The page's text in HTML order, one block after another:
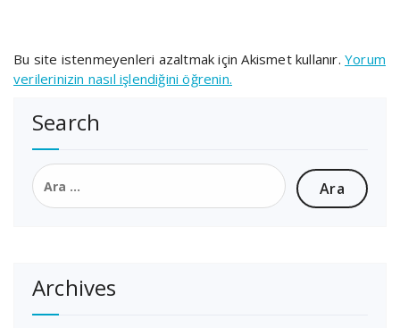
Bu site istenmeyenleri azaltmak için Akismet kullanır.Yorum
verilerinizin nasıl işlendiğini öğrenin.
Search
Arama:
Archives